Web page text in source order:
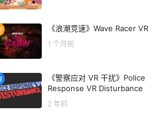
《浪潮竞速》Wave Racer VR
1 个月前
《警察应对 VR 干扰》Police
Response VR Disturbance
2 年前